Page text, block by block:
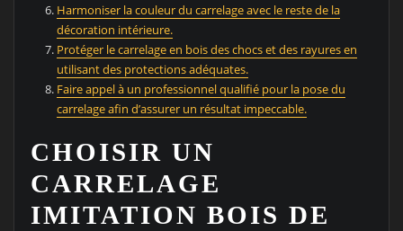
Harmoniser la couleur du carrelage avec le reste de la
décoration intérieure.
Protéger le carrelage en bois des chocs et des rayures en
utilisant des protections adéquates.
Faire appel à un professionnel qualifié pour la pose du
carrelage afin d’assurer un résultat impeccable.
CHOISIR UN
CARRELAGE
IMITATION BOIS DE